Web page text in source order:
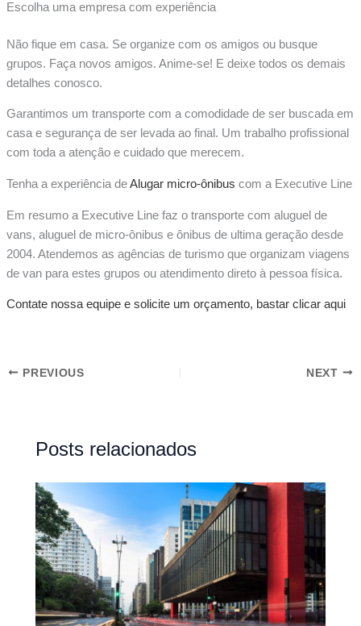
Escolha uma empresa com experiência
Não fique em casa. Se organize com os amigos ou busque
grupos. Faça novos amigos. Anime-se! E deixe todos os demais
detalhes conosco.
Garantimos um transporte com a comodidade de ser buscada em
casa e segurança de ser levada ao final. Um trabalho profissional
com toda a atenção e cuidado que merecem.
Tenha a experiência deAlugar micro-ônibus com a Executive Line
Em resumo a Executive Line faz o transporte com aluguel de
vans, aluguel de micro-ônibus e ônibus de ultima geração desde
2004. Atendemos as agências de turismo que organizam viagens
de van para estes grupos ou atendimento direto à pessoa física.
Contate nossa equipe e solicite um orçamento, bastar clicar aqui
PREVIOUS NEXT
Posts relacionados